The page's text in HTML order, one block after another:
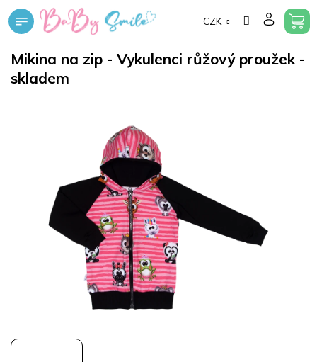
Přejít
na
CZK
Mikina na zip - Vykulenci růžový proužek -
skladem